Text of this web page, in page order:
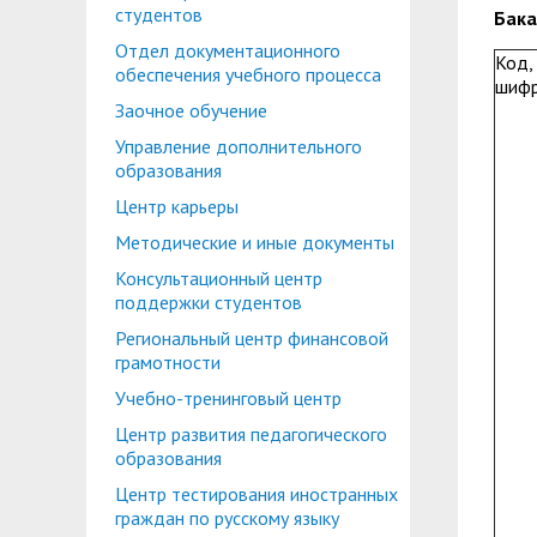
Планово-финансовое управление
Координационный центр
Противодействие коррупции
Охрана труда
Центр по информационной политике и
Управление по административно-
Профком студентов и аспирантов
Лучшие студенты
Вопросы ректору
Центр карьеры
Консультационный центр поддержки
Учебно-тренинговый центр
Центр тестирования иностранных граждан
Центр русского языка как иностранного
Образовательный модуль «Обучение
студентов
Отдел документационного
обеспечения учебного процесса
Заочное обучение
Управление дополнительного
образования
Центр карьеры
Методические и иные документы
Консультационный центр
поддержки студентов
Региональный центр финансовой
грамотности
Учебно-тренинговый центр
Центр развития педагогического
образования
Центр тестирования иностранных
граждан по русскому языку
Код,